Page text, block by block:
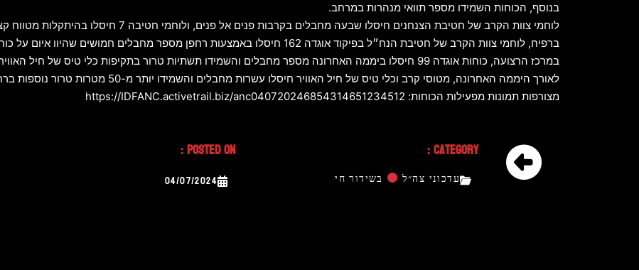
בנוסף, הכוחות השמידו מספר תוואי מנהרות במרחב.
לוחמי צוות הקרב של חטיבת הצנחנים חיסלו שבעה מחבלים בקרבות פנים אל פנים, ולוחמי חטיבה 7 חיסלו בהיתקלות מטווח קצר חוליית מחבלים חמושה במרחב.
ברפיח, לוחמי צוות הקרב של חטיבת הנח״ל בפיקוד אוגדה 162 חיסלו באמצעות רחפן מספר מחבלים חמושים שהיוו איום על כוחותינו במרחב.
במרכז הרצועה, כוחות אוגדה 99 חיסלו ביממה האחרונה מספר מחבלים והשמידו תשתיות טרור בתקיפות כלי טיס של חיל האוויר.
לאורך היממה האחרונה, מטוסי קרב וכלי טיס של חיל האוויר חיסלו עשרות מחבלים והשמידו יותר מ-50 מטרות טרור נוספות ברחבי הרצועה.
מצורפות תמונות מפעילות הכוחות: https://IDFANC.activetrail.biz/anc040720246854314651234512
Category :
עדכוני צה״ל בשידור חי
Posted On :
04/07/2024